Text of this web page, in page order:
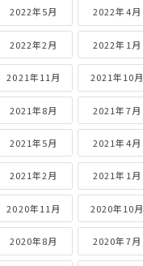
2022年5月 2022年4月
2022年2月 2022年1月
2021年11月 2021年10月
2021年8月 2021年7月
2021年5月 2021年4月
2021年2月 2021年1月
2020年11月 2020年10月
2020年8月 2020年7月